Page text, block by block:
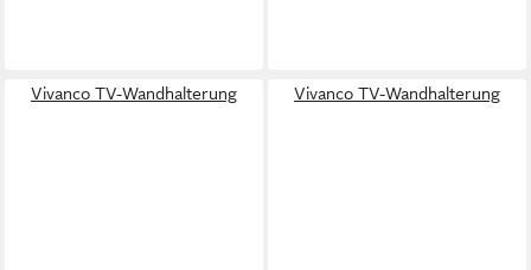
Vivanco TV-Wandhalterung Vivanco TV-Wandhalterung